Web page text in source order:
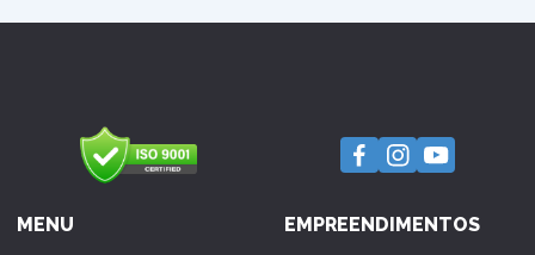
MENU
EMPREENDIMENTOS